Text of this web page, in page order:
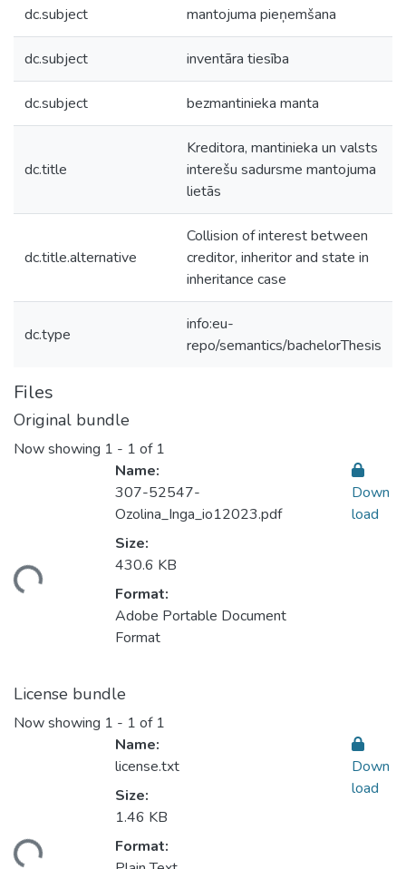
dc.subject mantojuma pieņemšana
dc.subject inventāra tiesība
dc.subject bezmantinieka manta
dc.title
Kreditora, mantinieka un valsts
interešu sadursme mantojuma
lietās
dc.title.alternative
Collision of interest between
creditor, inheritor and state in
inheritance case
dc.type
info:eu-
repo/semantics/bachelorThesis
Files
Original bundle
Now showing 1 - 1 of 1
Name:
307-52547-
Ozolina_Inga_io12023.pdf
Size:
430.6 KB
Format:
Adobe Portable Document
Format
Down
load
License bundle
Now showing 1 - 1 of 1
Name:
license.txt
Size:
1.46 KB
Format:
Down
load